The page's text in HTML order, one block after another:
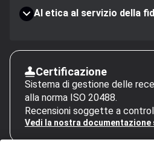
AI etica al servizio della
Certificazione
Sistema di gestione delle
alla norma ISO 20488.
Recensioni soggette a
Vedi la nostra documentazione